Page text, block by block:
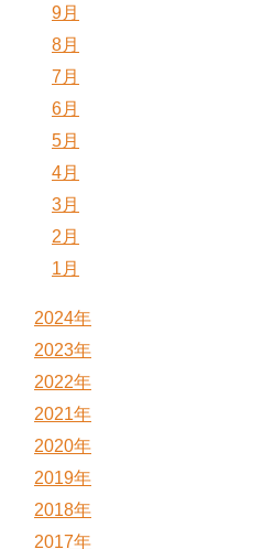
9月
8月
7月
6月
5月
4月
3月
2月
1月
2024年
2023年
2022年
2021年
2020年
2019年
2018年
2017年